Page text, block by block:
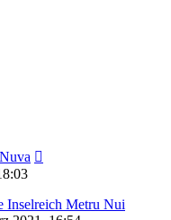
Inselreich Metru Nui